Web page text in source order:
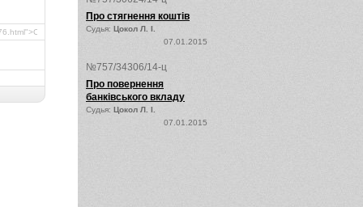
Про стягнення коштів
Судья: Цокол Л. І.
07.01.2015
№757/34306/14-ц
Про повернення
банківського вкладу
Судья: Цокол Л. І.
07.01.2015